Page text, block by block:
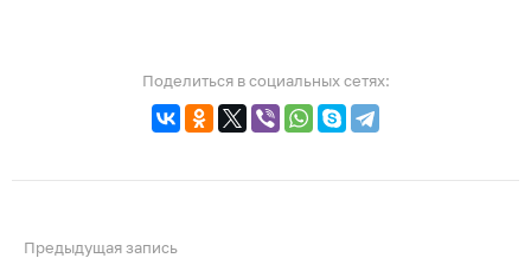
Поделиться в социальных сетях:
Предыдущая запись